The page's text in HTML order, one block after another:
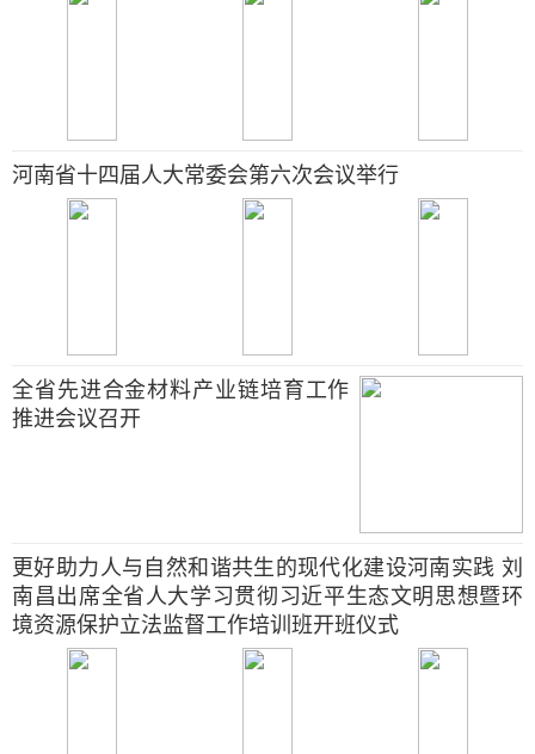
河南省十四届人大常委会第六次会议举行
全省先进合金材料产业链培育工作
推进会议召开
更好助力人与自然和谐共生的现代化建设河南实践 刘
南昌出席全省人大学习贯彻习近平生态文明思想暨环
境资源保护立法监督工作培训班开班仪式